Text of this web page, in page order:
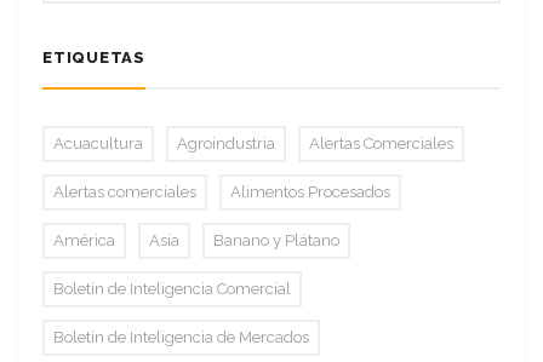
ETIQUETAS
Acuacultura Agroindustria Alertas Comerciales
Alertas comerciales Alimentos Procesados
América Asia Banano y Plátano
Boletín de Inteligencia Comercial
Boletín de Inteligencia de Mercados